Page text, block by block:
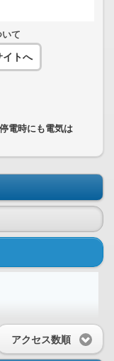
て
電時にも電気は
アクセス数順